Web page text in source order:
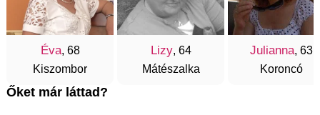
Éva, 68
Kiszombor
Lizy, 64
Mátészalka
Julianna, 63
Koroncó
Őket már láttad?